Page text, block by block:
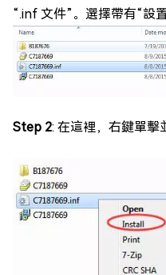
“.inf 文件”。選擇帶有“設
Step 2: 在這裡，右鍵單擊